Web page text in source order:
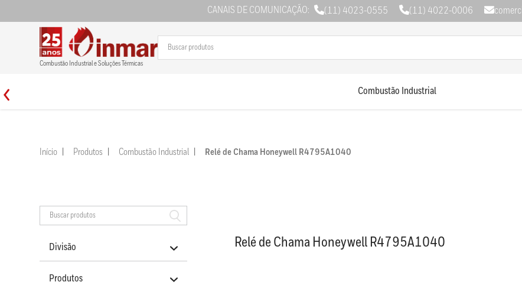
CANAIS DE COMUNICAÇÃO: (11) 4023-0555 (11) 4022-0006
Combustão Industrial e Soluções Térmicas
Combustão Industrial
Início Produtos Combustão Industrial Relé de Chama Honeywell R4795A1040
Divisão
Produtos
Relé de Chama Honeywell R4795A1040